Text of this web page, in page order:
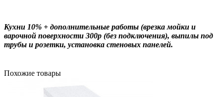
Кухни 10% + дополнительные работы (врезка мойки и
варочной поверхности 300р (без подключения), выпилы под
трубы и розетки, установка стеновых панелей.
Похожие товары